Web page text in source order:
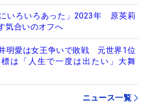
にいろいろあった」2023年 原英莉
気合いのオフへ
明愛は女王争いで敗戦 元世界1位
は「人生で一度は出たい」大舞
ニュース一覧